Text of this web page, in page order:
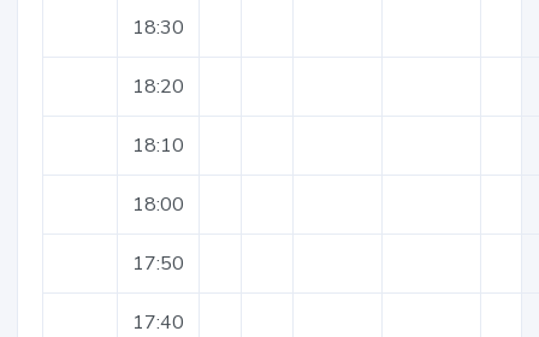
18:30
18:20
18:10
18:00
17:50
17:40